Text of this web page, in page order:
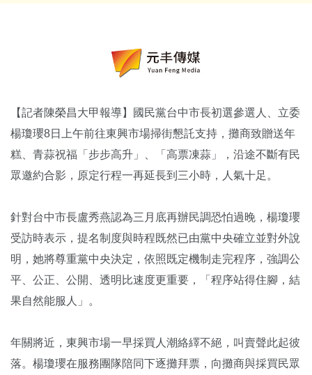
【記者陳榮昌大甲報導】國民黨台中市長初選參選人、立委
楊瓊瓔8日上午前往東興市場掃街懇託支持，攤商致贈送年
糕、青蒜祝福「步步高升」、「高票凍蒜」，沿途不斷有民
眾邀約合影，原定行程一再延長到三小時，人氣十足。
針對台中市長盧秀燕認為三月底再辦民調恐怕過晚，楊瓊瓔
受訪時表示，提名制度與時程既然已由黨中央確立並對外說
明，她將尊重黨中央決定，依照既定機制走完程序，強調公
平、公正、公開、透明比速度更重要，「程序站得住腳，結
果自然能服人」。
年關將近，東興市場一早採買人潮絡繹不絕，叫賣聲此起彼
落。楊瓊瓔在服務團隊陪同下逐攤拜票，向攤商與採買民眾